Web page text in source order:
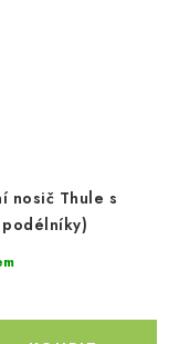
nosič Thule s
podélníky)